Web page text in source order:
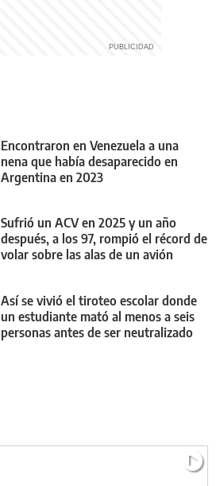
Encontraron en Venezuela a una
nena que había desaparecido en
Argentina en 2023
Sufrió un ACV en 2025 y un año
después, a los 97, rompió el récord de
volar sobre las alas de un avión
Así se vivió el tiroteo escolar donde
un estudiante mató al menos a seis
personas antes de ser neutralizado